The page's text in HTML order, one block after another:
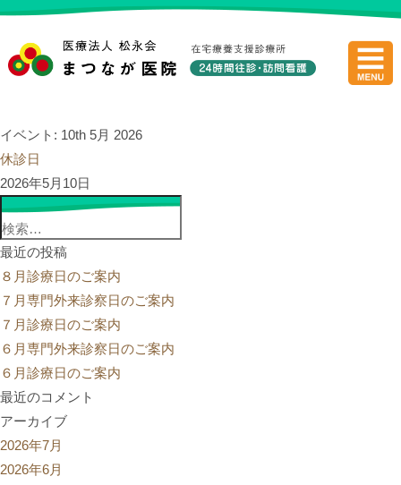
医療法
イベント: 10th 5月 2026
休診日
2026年5月10日
検
索:
最近の投稿
８月診療日のご案内
７月専門外来診察日のご案内
７月診療日のご案内
６月専門外来診察日のご案内
６月診療日のご案内
最近のコメント
アーカイブ
2026年7月
2026年6月